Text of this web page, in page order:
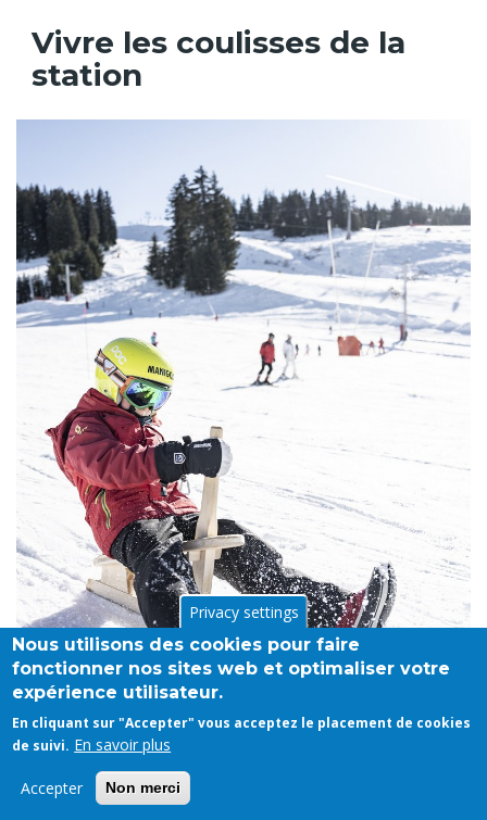
Vivre les coulisses de la
station
Privacy settings
Nous utilisons des cookies pour faire
fonctionner nos sites web et optimaliser votre
expérience utilisateur.
En cliquant sur "Accepter" vous acceptez le placement de cookies
de suivi. En savoir plus
Accepter Non merci